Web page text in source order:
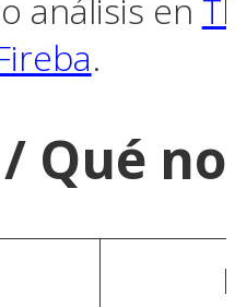
análisis en
.
Qué no